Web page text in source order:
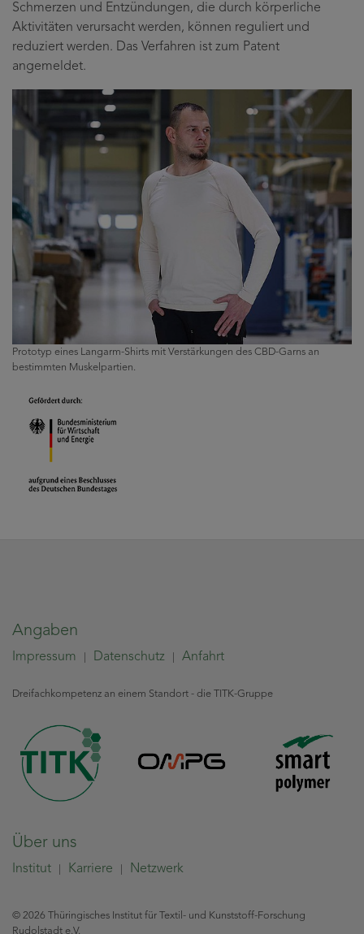
Schmerzen und Entzündungen, die durch körperliche
Aktivitäten verursacht werden, können reguliert und
reduziert werden. Das Verfahren ist zum Patent
angemeldet.
Prototyp eines Langarm-Shirts mit Verstärkungen des CBD-Garns an
bestimmten Muskelpartien.
Angaben
Impressum Datenschutz Anfahrt
Dreifachkompetenz an einem Standort - die TITK-Gruppe
Über uns
Institut Karriere Netzwerk
© 2026 Thüringisches Institut für Textil- und Kunststoff-Forschung
Rudolstadt e.V.